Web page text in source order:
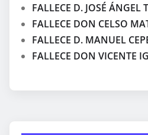
FALLECE D. JOSÉ ÁNGEL
FALLECE DON CELSO
FALLECE D. MANUEL
FALLECE DON VICENTE